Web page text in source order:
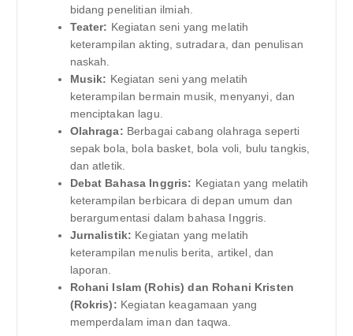
bidang penelitian ilmiah.
Teater: Kegiatan seni yang melatih
keterampilan akting, sutradara, dan penulisan
naskah.
Musik: Kegiatan seni yang melatih
keterampilan bermain musik, menyanyi, dan
menciptakan lagu.
Olahraga: Berbagai cabang olahraga seperti
sepak bola, bola basket, bola voli, bulu tangkis,
dan atletik.
Debat Bahasa Inggris: Kegiatan yang melatih
keterampilan berbicara di depan umum dan
berargumentasi dalam bahasa Inggris.
Jurnalistik: Kegiatan yang melatih
keterampilan menulis berita, artikel, dan
laporan.
Rohani Islam (Rohis) dan Rohani Kristen
(Rokris): Kegiatan keagamaan yang
memperdalam iman dan taqwa.